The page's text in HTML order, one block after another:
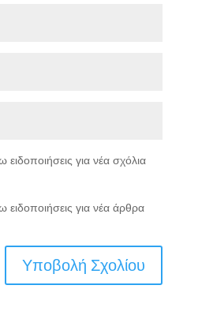
για νέα σχόλια
για νέα άρθρα